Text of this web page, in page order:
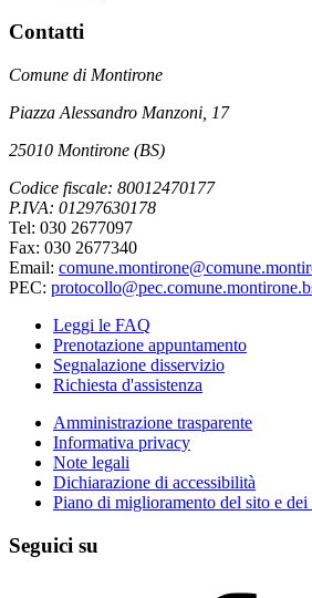
Contatti
Comune di Montirone
Piazza Alessandro Manzoni, 17
25010 Montirone (BS)
Codice fiscale: 80012470177
P.IVA: 01297630178
Tel: 030 2677097
Fax: 030 2677340
Email:
PEC:
Leggi le FAQ
Prenotazione appuntamento
Segnalazione disservizio
Richiesta d'assistenza
Amministrazione trasparente
Informativa privacy
Note legali
Dichiarazione di accessibilità
Piano di miglioramento del sito e dei
Seguici su